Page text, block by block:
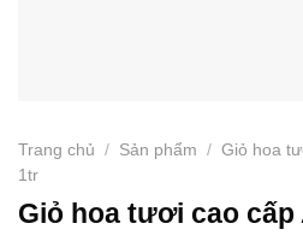
Trang chủ / Sản phẩm / Giỏ hoa
1tr
Giỏ hoa tươi cao cấp